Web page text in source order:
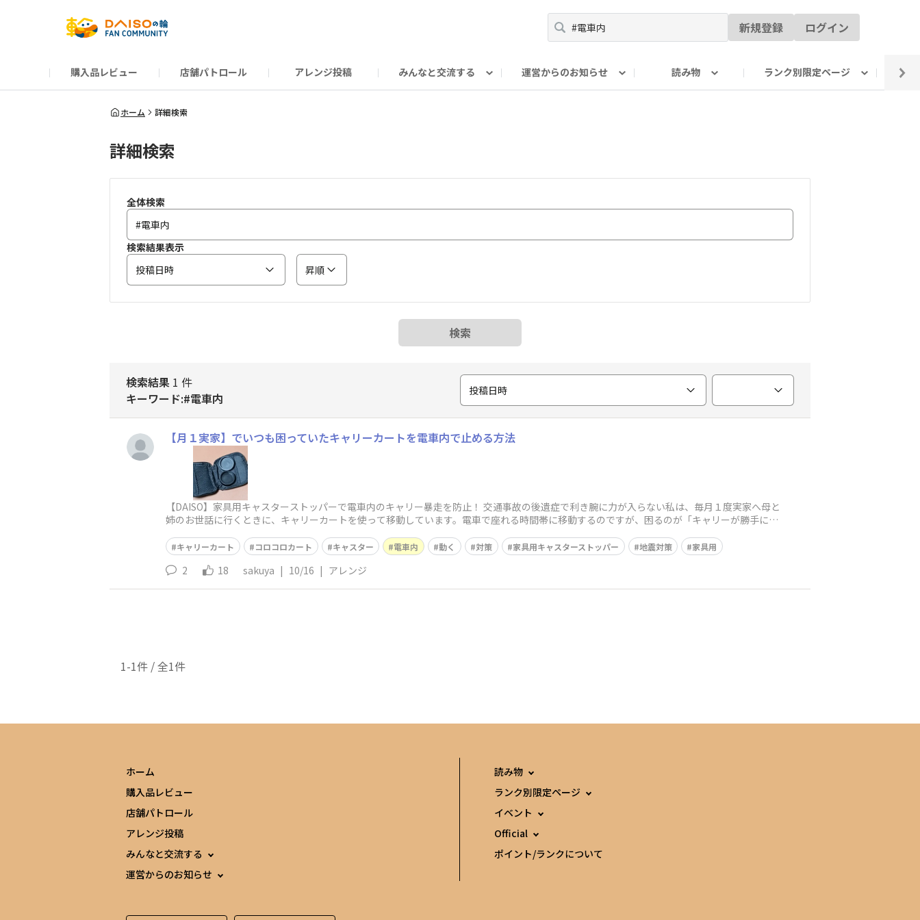
新規登録 ログイン
購入品レビュー 店舗パトロール アレンジ投稿 みんなと交流する
だんぜんトーク
運営からのお知らせ
運営からのお知らせ
読み物
ーSP Blogー
ランク別限定ページ
プレゼントキャンペーン
1周年記念キャンペーン
公式ホームページ
ホーム 詳細検索
詳細検索
全体検索
検索結果表示
投稿日時
昇順
検索
検索結果 1 件
キーワード:#電車内
投稿日時
【月１実家】でいつも困っていたキャリーカートを電車内で止める方法
【DAISO】家具用キャスターストッパーで電車内のキャリー暴走を防止！ 交通事故の後遺症で利き腕に力が入らない私は、毎月１度実家へ母と
姉のお世話に行くときに、キャリーカートを使って移動しています。電車で座れる時間帯に移動するのですが、困るのが「キャリーが勝手に転
キャリーカート コロコロカート キャスター 電車内 動く 対策 家具用キャスターストッパー 地震対策 家具用
2 18 sakuya | 10/16 | アレンジ
1-1件 / 全1件
ホーム
購入品レビュー
店舗パトロール
アレンジ投稿
みんなと交流する
運営からのお知らせ
読み物
ランク別限定ページ
イベント
Official
ポイント/ランクについて